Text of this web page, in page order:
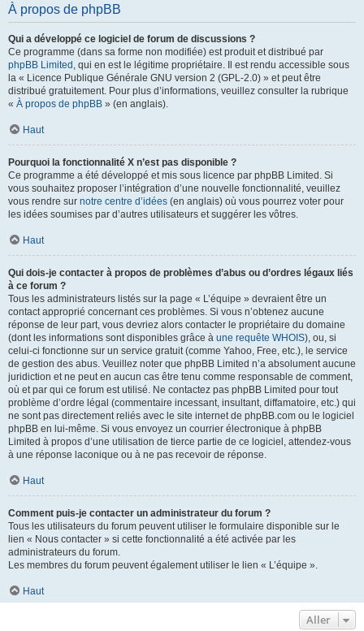
À propos de phpBB
Qui a développé ce logiciel de forum de discussions ?
Ce programme (dans sa forme non modifiée) est produit et distribué par
phpBB Limited , qui en est le légitime propriétaire. Il est rendu accessible sous
la « Licence Publique Générale GNU version 2 (GPL-2.0) » et peut être
distribué gratuitement. Pour plus d’informations, veuillez consulter la rubrique
« À propos de phpBB » (en anglais).
Haut
Pourquoi la fonctionnalité X n’est pas disponible ?
Ce programme a été développé et mis sous licence par phpBB Limited. Si
vous souhaitez proposer l’intégration d’une nouvelle fonctionnalité, veuillez
vous rendre sur notre centre d’idées (en anglais) où vous pourrez voter pour
les idées soumises par d’autres utilisateurs et suggérer les vôtres.
Haut
Qui dois-je contacter à propos de problèmes d’abus ou d’ordres légaux liés
à ce forum ?
Tous les administrateurs listés sur la page « L’équipe » devraient être un
contact approprié concernant ces problèmes. Si vous n’obtenez aucune
réponse de leur part, vous devriez alors contacter le propriétaire du domaine
(dont les informations sont disponibles grâce à une requête WHOIS), ou, si
celui-ci fonctionne sur un service gratuit (comme Yahoo, Free, etc.), le service
de gestion des abus. Veuillez noter que phpBB Limited n’a absolument aucune
juridiction et ne peut en aucun cas être tenu comme responsable de comment,
où et par qui ce forum est utilisé. Ne contactez pas phpBB Limited pour tout
problème d’ordre légal (commentaire incessant, insultant, diffamatoire, etc.) qui
ne sont pas directement reliés avec le site internet de phpBB.com ou le logiciel
phpBB en lui-même. Si vous envoyez un courrier électronique à phpBB
Limited à propos d’une utilisation de tierce partie de ce logiciel, attendez-vous
à une réponse laconique ou à ne pas recevoir de réponse.
Haut
Comment puis-je contacter un administrateur du forum ?
Tous les utilisateurs du forum peuvent utiliser le formulaire disponible sur le
lien « Nous contacter » si cette fonctionnalité a été activée par les
administrateurs du forum.
Les membres du forum peuvent également utiliser le lien « L’équipe ».
Haut
Aller